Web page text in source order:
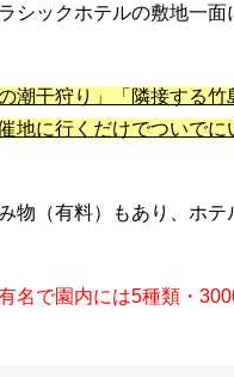
シックホテルの敷地一面
潮干狩り」「隣接する竹
地に行くだけでついでに
物（有料）もあり、ホテ
名で園内には5種類・